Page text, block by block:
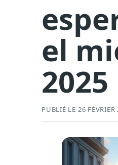
el
2025
PUBLIÉ LE 26